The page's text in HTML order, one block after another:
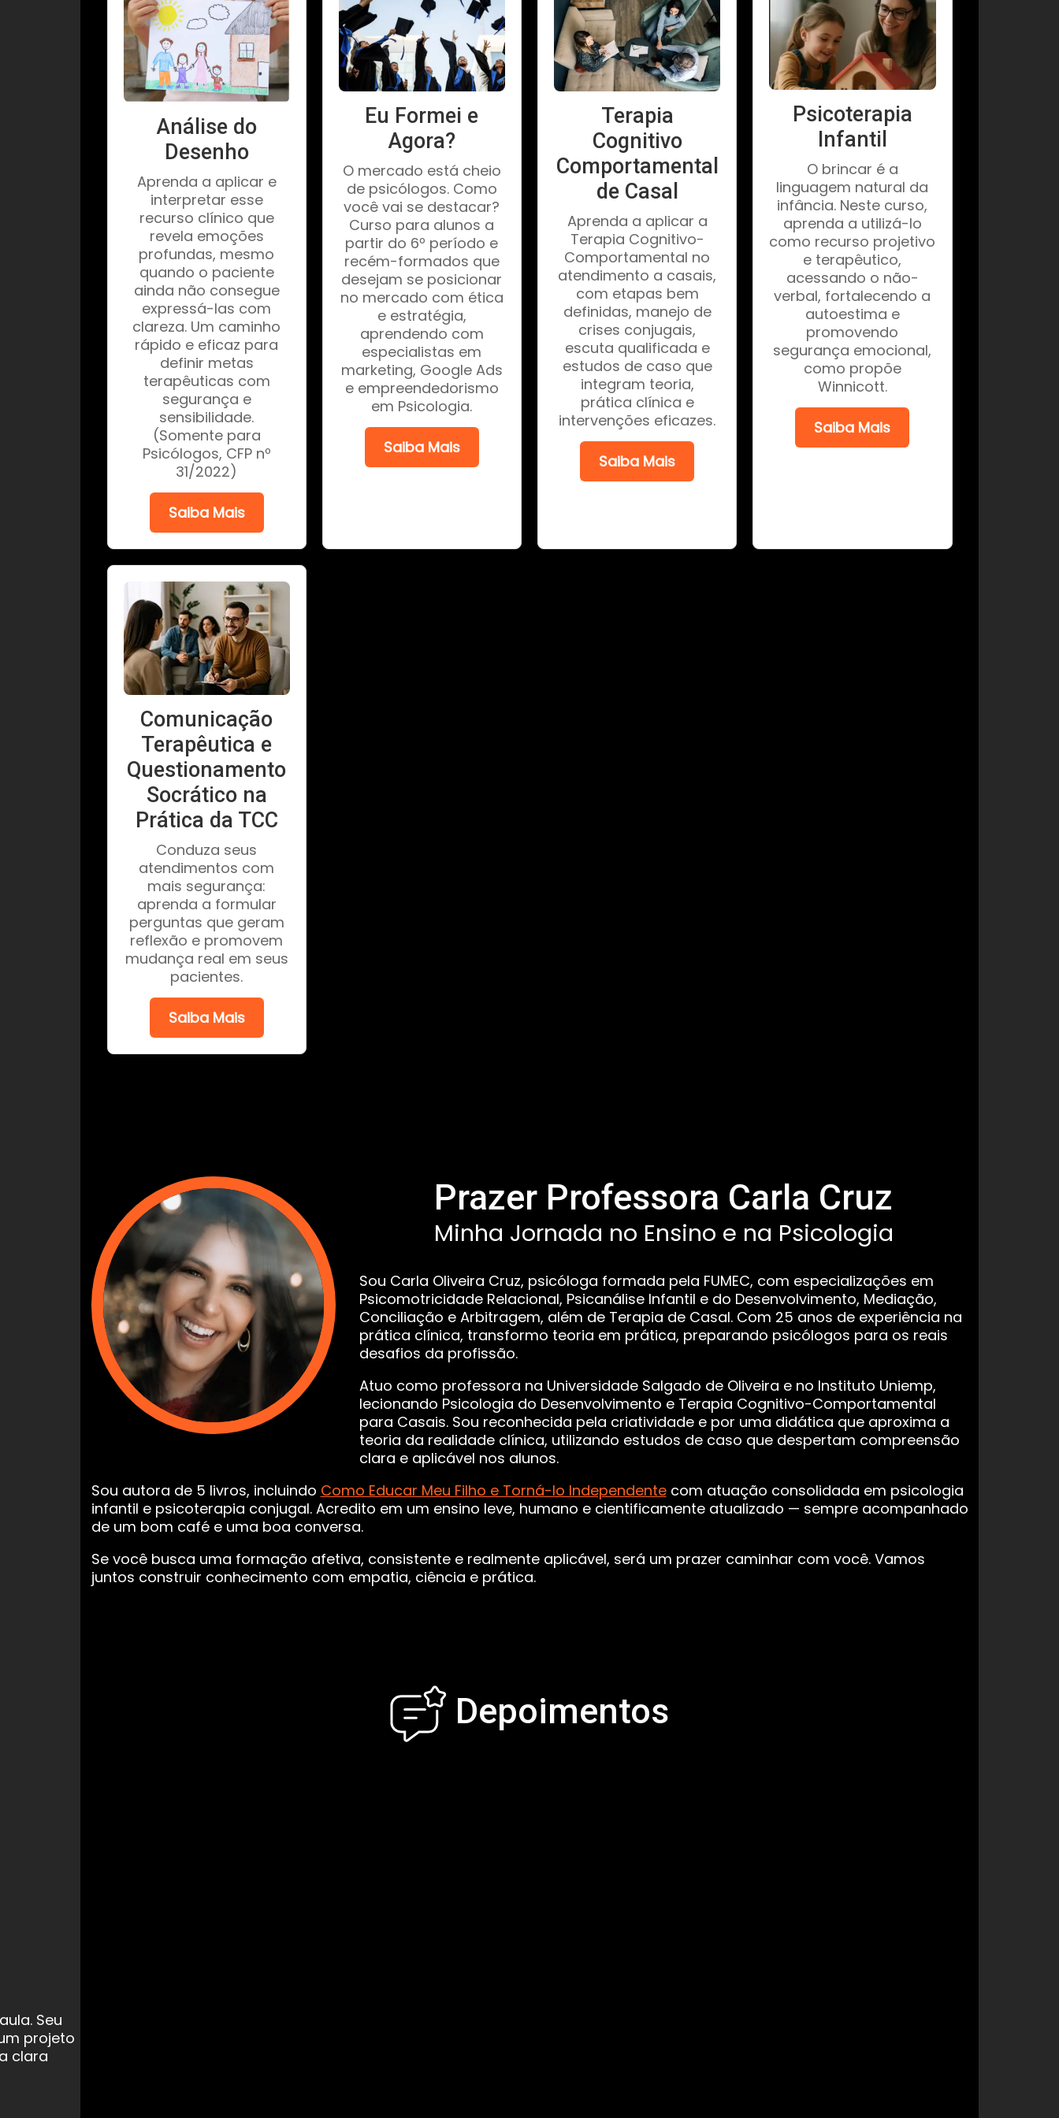
Análise do
Desenho
Aprenda a aplicar e
interpretar esse
recurso clínico que
revela emoções
profundas, mesmo
quando o paciente
ainda não consegue
expressá-las com
clareza. Um caminho
rápido e eficaz para
definir metas
terapêuticas com
segurança e
sensibilidade.
(Somente para
Psicólogos, CFP nº
31/2022)
Saiba Mais
Eu Formei e
Agora?
O mercado está cheio
de psicólogos. Como
você vai se destacar?
Curso para alunos a
partir do 6º período e
recém-formados que
desejam se posicionar
no mercado com ética
e estratégia,
aprendendo com
especialistas em
marketing, Google Ads
e empreendedorismo
em Psicologia.
Saiba Mais
Terapia
Cognitivo
Comportamental
de Casal
Aprenda a aplicar a
Terapia Cognitivo-
Comportamental no
atendimento a casais,
com etapas bem
definidas, manejo de
crises conjugais,
escuta qualificada e
estudos de caso que
integram teoria,
prática clínica e
intervenções eficazes.
Saiba Mais
Psicoterapia
Infantil
O brincar é a
linguagem natural da
infância. Neste curso,
aprenda a utilizá-lo
como recurso projetivo
e terapêutico,
acessando o não-
verbal, fortalecendo a
autoestima e
promovendo
segurança emocional,
como propõe
Winnicott.
Saiba Mais
Comunicação
Terapêutica e
Questionamento
Socrático na
Prática da TCC
Conduza seus
atendimentos com
mais segurança:
aprenda a formular
perguntas que geram
reflexão e promovem
mudança real em seus
pacientes.
Saiba Mais
Prazer Professora Carla Cruz
Minha Jornada no Ensino e na Psicologia
Sou Carla Oliveira Cruz, psicóloga formada pela FUMEC, com especializações em
Psicomotricidade Relacional, Psicanálise Infantil e do Desenvolvimento, Mediação,
Conciliação e Arbitragem, além de Terapia de Casal. Com 25 anos de experiência na
prática clínica, transformo teoria em prática, preparando psicólogos para os reais
desafios da profissão.
Atuo como professora na Universidade Salgado de Oliveira e no Instituto Uniemp,
lecionando Psicologia do Desenvolvimento e Terapia Cognitivo-Comportamental
para Casais. Sou reconhecida pela criatividade e por uma didática que aproxima a
teoria da realidade clínica, utilizando estudos de caso que despertam compreensão
clara e aplicável nos alunos.
Sou autora de 5 livros, incluindo Como Educar Meu Filho e Torná-lo Independentecom atuação consolidada em psicologia
infantil e psicoterapia conjugal. Acredito em um ensino leve, humano e cientificamente atualizado — sempre acompanhado
de um bom café e uma boa conversa.
Se você busca uma formação afetiva, consistente e realmente aplicável, será um prazer caminhar com você. Vamos
juntos construir conhecimento com empatia, ciência e prática.
Depoimentos
Seu
projeto
clara